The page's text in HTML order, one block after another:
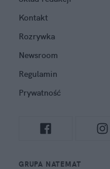
Kontakt
Rozrywka
Newsroom
Regulamin
Prywatność
GRUPA NATEMAT